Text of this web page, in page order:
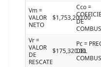
Vm =
VALOR
NETO
$1,753,200.00
Cco =
DE
Vr =
VALOR
DE
RESCATE
$175,320.00
Pc =
DEL